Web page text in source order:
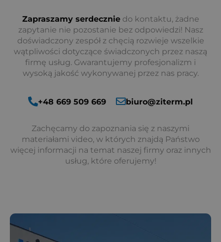
Zapraszamy serdeczniedo kontaktu, żadne
zapytanie nie pozostanie bez odpowiedzi! Nasz
doświadczony zespół z chęcią rozwieje wszelkie
wątpliwości dotyczące świadczonych przez naszą
firmę usług. Gwarantujemy profesjonalizm i
wysoką jakość wykonywanej przez nas pracy.
+48 669 509 669 biuro@ziterm.pl
Zachęcamy do zapoznania się z naszymi
materiałami video, w których znajdą Państwo
więcej informacji na temat naszej firmy oraz innych
usług, które oferujemy!